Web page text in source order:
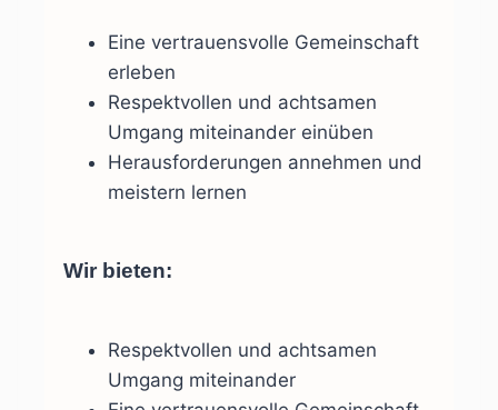
Eine vertrauensvolle Gemeinschaft
erleben
Respektvollen und achtsamen
Umgang miteinander einüben
Herausforderungen annehmen und
meistern lernen
Wir bieten:
Respektvollen und achtsamen
Umgang miteinander